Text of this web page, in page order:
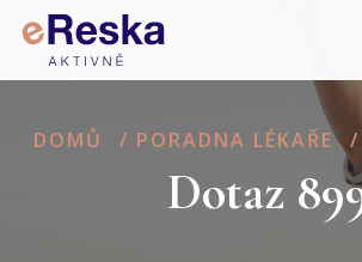
DOMŮ / PORADNA LÉKAŘE /
Dotaz